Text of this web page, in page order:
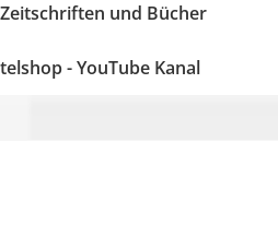
Zeitschriften und Bücher
- YouTube Kanal